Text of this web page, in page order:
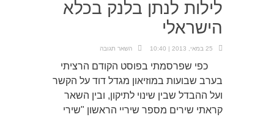
לילות לנתן בלנק בכלא
הישראלי
25 במאי, 2013 | 10:40 השאר תגובה
כפי שפרסמתי בפוסט הקודם הרציתי
בערב שבועות במוזיאון מגדל דוד על הקשר
ועל ההבדל שבין שינוי לתיקון, ובין השאר
קראתי שירים מספר שיריי הראשון "שירי